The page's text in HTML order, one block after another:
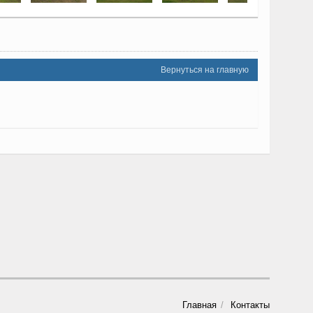
Вернуться на главную
Главная Контакты